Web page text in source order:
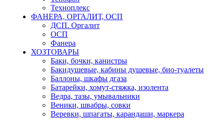
Техноплекс
ФАНЕРА, ОРГАЛИТ, ОСП
ДСП. Оргалит
ОСП
Фанера
ХОЗТОВАРЫ
Баки, бочки, канистры
Бакидушевые, кабины душевые, био-туалеты
Баллоны, шкафы дгаза
Батарейки, хомут-стяжка, изолента
Ведра, тазы, умывальники
Веники, швабры, совки
Веревки, шпагаты, карандаши, маркера